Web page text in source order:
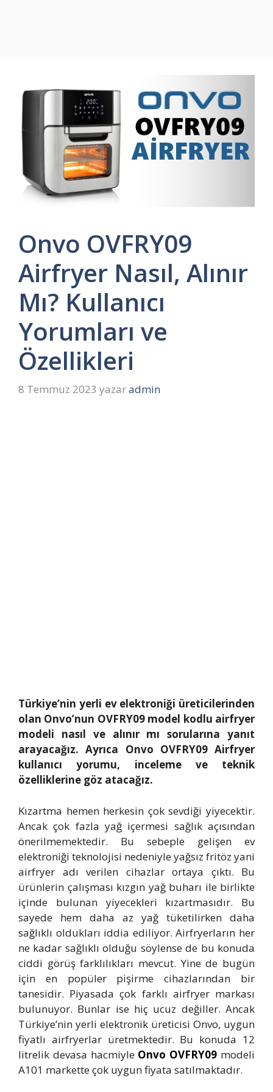
Onvo OVFRY09
Airfryer Nasıl, Alınır
Mı? Kullanıcı
Yorumları ve
Özellikleri
8 Temmuz 2023 yazaradmin
Türkiye’nin yerli ev elektroniği üreticilerinden
olan Onvo’nun OVFRY09 model kodlu airfryer
modeli nasıl ve alınır mı sorularına yanıt
arayacağız. Ayrıca Onvo OVFRY09 Airfryer
kullanıcı yorumu, inceleme ve teknik
özelliklerine göz atacağız.
Kızartma hemen herkesin çok sevdiği yiyecektir.
Ancak çok fazla yağ içermesi sağlık açısından
önerilmemektedir. Bu sebeple gelişen ev
elektroniği teknolojisi nedeniyle yağsız fritöz yani
airfryer adı verilen cihazlar ortaya çıktı. Bu
ürünlerin çalışması kızgın yağ buharı ile birlikte
içinde bulunan yiyecekleri kızartmasıdır. Bu
sayede hem daha az yağ tüketilirken daha
sağlıklı oldukları iddia ediliyor. Airfryerların her
ne kadar sağlıklı olduğu söylense de bu konuda
ciddi görüş farklılıkları mevcut. Yine de bugün
için en popüler pişirme cihazlarından bir
tanesidir. Piyasada çok farklı airfryer markası
bulunuyor. Bunlar ise hiç ucuz değiller. Ancak
Türkiye’nin yerli elektronik üreticisi Onvo, uygun
fiyatlı airfryerlar üretmektedir. Bu konuda 12
litrelik devasa hacmiyle Onvo OVFRY09 modeli
A101 markette çok uygun fiyata satılmaktadır.